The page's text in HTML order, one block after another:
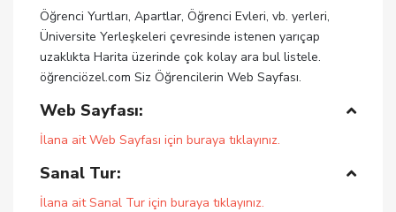
Öğrenci Yurtları, Apartlar, Öğrenci Evleri, vb. yerleri,
Üniversite Yerleşkeleri çevresinde istenen yarıçap
uzaklıkta Harita üzerinde çok kolay ara bul listele.
öğrenciözel.com Siz Öğrencilerin Web Sayfası.
Web Sayfası:
İlana ait Web Sayfası için buraya tıklayınız.
Sanal Tur:
İlana ait Sanal Tur için buraya tıklayınız.